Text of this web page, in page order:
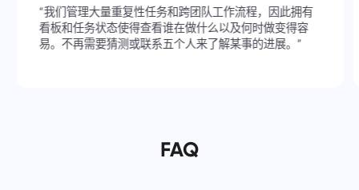
“我们管理大量重复性任务和跨团队工作流程，因此拥有
看板和任务状态使得查看谁在做什么以及何时做变得容
易。不再需要猜测或联系五个人来了解某事的进展。”
FAQ